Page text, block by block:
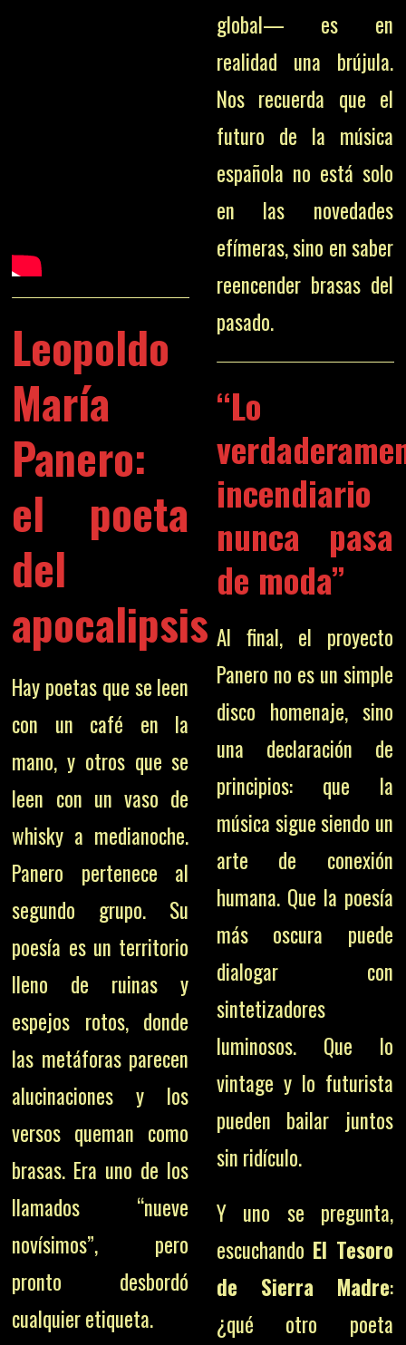
Leopoldo
María
Panero:
el poeta
del
apocalipsis
Hay poetas que se leen
con un café en la
mano, y otros que se
leen con un vaso de
whisky a medianoche.
Panero pertenece al
segundo grupo. Su
poesía es un territorio
lleno de ruinas y
espejos rotos, donde
las metáforas parecen
alucinaciones y los
versos queman como
brasas. Era uno de los
llamados “nueve
novísimos”, pero
pronto desbordó
cualquier etiqueta.
global— es en
realidad una brújula.
Nos recuerda que el
futuro de la música
española no está solo
en las novedades
efímeras, sino en saber
reencender brasas del
pasado.
“Lo
incendiario
nunca pasa
de moda”
Al final, el proyecto
Panero no es un simple
disco homenaje, sino
una declaración de
principios: que la
música sigue siendo un
arte de conexión
humana. Que la poesía
más oscura puede
dialogar con
sintetizadores
luminosos. Que lo
vintage y lo futurista
pueden bailar juntos
sin ridículo.
Y uno se pregunta,
escuchando El Tesoro
de Sierra Madre:
¿qué otro poeta